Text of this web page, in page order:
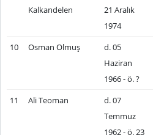
Kalkandelen
21 Aralık
1974
10 Osman Olmuş
d. 05
Haziran
1966 - ö. ?
11 Ali Teoman
d. 07
Temmuz
1962 - ö. 23